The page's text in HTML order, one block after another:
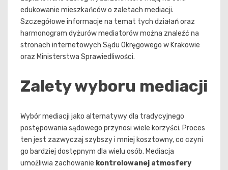
edukowanie mieszkańców o zaletach mediacji.
Szczegółowe informacje na temat tych działań oraz
harmonogram dyżurów mediatorów można znaleźć na
stronach internetowych Sądu Okręgowego w Krakowie
oraz Ministerstwa Sprawiedliwości.
Zalety wyboru mediacji
Wybór mediacji jako alternatywy dla tradycyjnego
postępowania sądowego przynosi wiele korzyści. Proces
ten jest zazwyczaj szybszy i mniej kosztowny, co czyni
go bardziej dostępnym dla wielu osób. Mediacja
umożliwia zachowanie kontrolowanej atmosfery